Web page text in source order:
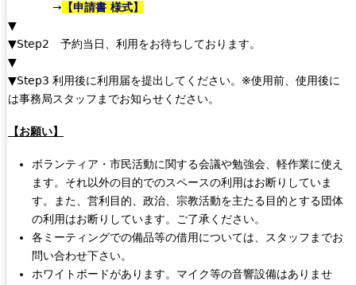
→ 【申請書 様式】
▼
▼Step2 予約当日、利用をお待ちしております。
▼
▼Step3 利用後に利用届を提出してください。※使用前、使用後に
は事務局スタッフまでお知らせください。
【お願い】
ボランティア・市民活動に関する会議や勉強会、軽作業に使え
ます。それ以外の目的でのスペースの利用はお断りしていま
す。また、営利目的、政治、宗教活動を主たる目的とする団体
の利用はお断りしています。ご了承ください。
各ミーティングでの備品等の借用については、スタッフまでお
問い合わせ下さい。
ホワイトボードがあります。マイク等の音響設備はありませ